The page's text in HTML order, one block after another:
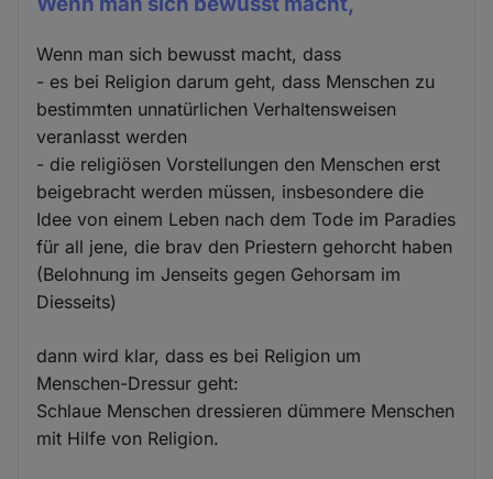
Wenn man sich bewusst macht, dass
- es bei Religion darum geht, dass Menschen zu
bestimmten unnatürlichen Verhaltensweisen
veranlasst werden
- die religiösen Vorstellungen den Menschen erst
beigebracht werden müssen, insbesondere die
Idee von einem Leben nach dem Tode im Paradies
für all jene, die brav den Priestern gehorcht haben
(Belohnung im Jenseits gegen Gehorsam im
Diesseits)
dann wird klar, dass es bei Religion um
Menschen-Dressur geht:
Schlaue Menschen dressieren dümmere Menschen
mit Hilfe von Religion.